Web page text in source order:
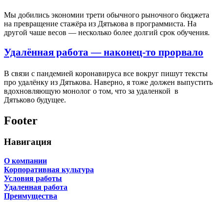
Мы добились экономии трети обычного рыночного бюджета
на превращение стажёра из Дятькова в программиста. На
другой чаше весов — несколько более долгий срок обучения.
Удалённая работа — наконец-то прорвало
В связи с пандемией коронавируса все вокруг пишут тексты
про удалёнку из Дятькова. Наверно, я тоже должен выпустить
вдохновляющую монолог о том, что за удаленкой в
Дятьково будущее.
Footer
Навигация
О компании
Корпоративная культура
Условия работы
Удаленная работа
Преимущества